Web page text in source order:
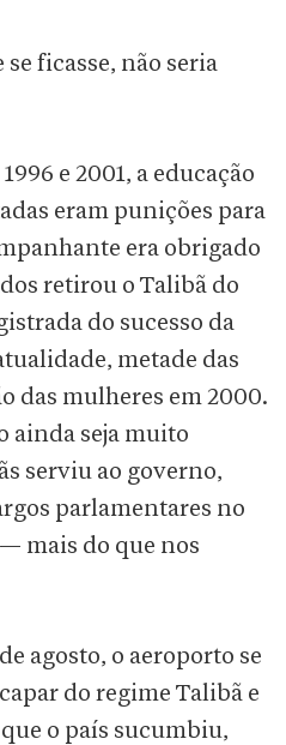
ficasse, não seria
e 2001, a educação
eram punições para
era obrigado
retirou o Talibã do
do sucesso da
metade das
das mulheres em 2000.
ainda seja muito
serviu ao governo,
parlamentares no
mais do que nos
agosto, o aeroporto se
do regime Talibã e
o país sucumbiu,